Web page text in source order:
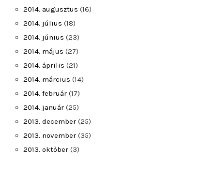
2014. augusztus (16)
2014. július (18)
2014. június (23)
2014. május (27)
2014. április (21)
2014. március (14)
2014. február (17)
2014. január (25)
2013. december (25)
2013. november (35)
2013. október (3)